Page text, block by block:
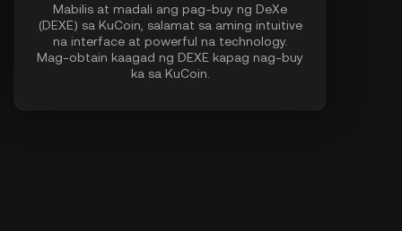
Mabilis at madali ang pag-buy ng DeXe
(DEXE) sa KuCoin, salamat sa aming intuitive
na interface at powerful na technology.
Mag-obtain kaagad ng DEXE kapag nag-buy
ka sa KuCoin.